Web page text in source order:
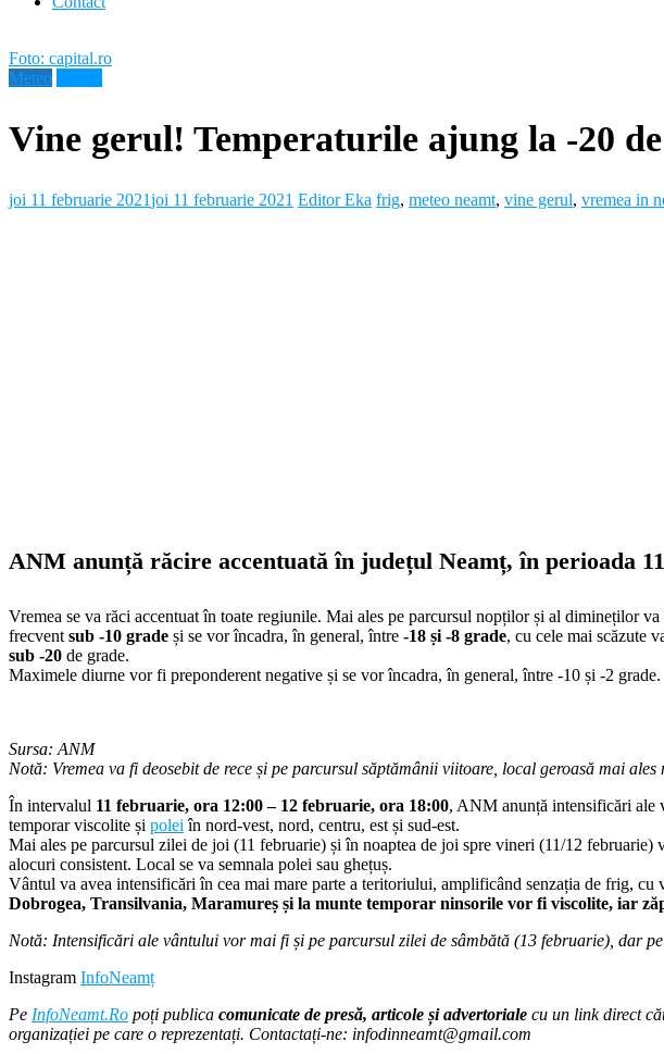
Foto: capital.ro
Meteo
Vine gerul! Temperaturile ajung la -20
joi 11 februarie 2021joi 11 februarie 2021 Editor Eka frig, meteo neamt, vine gerul, vremea in
ANM anunță răcire accentuată în județul Neamț, în perioada
Vremea se va răci accentuat în toate regiunile. Mai ales pe parcursul nopților și al dimineților
frecvent sub -10 grade și se vor încadra, în general, între -18 și -8 grade, cu cele mai scăzute
sub -20 de grade.
Maximele diurne vor fi preponderent negative și se vor încadra, în general, între -10 și -2 grade.
Sursa: ANM
Notă: Vremea va fi deosebit de rece și pe parcursul săptămânii viitoare, local geroasă mai ales
În intervalul 11 februarie, ora 12:00 – 12 februarie, ora 18:00, ANM anunță intensificări ale
temporar viscolite și polei în nord-vest, nord, centru, est și sud-est.
Mai ales pe parcursul zilei de joi (11 februarie) și în noaptea de joi spre vineri (11/12
alocuri consistent. Local se va semnala polei sau ghețuș.
Vântul va avea intensificări în cea mai mare parte a teritoriului, amplificând senzația de frig, cu
Dobrogea, Transilvania, Maramureș și la munte temporar ninsorile vor fi viscolite, iar
Notă: Intensificări ale vântului vor mai fi și pe parcursul zilei de sâmbătă (13 februarie), dar
Instagram InfoNeamț
Pe InfoNeamt.Ro poți publica comunicate de presă, articole și advertoriale cu un link direct
organizației pe care o reprezentați. Contactați-ne: infodinneamt@gmail.com